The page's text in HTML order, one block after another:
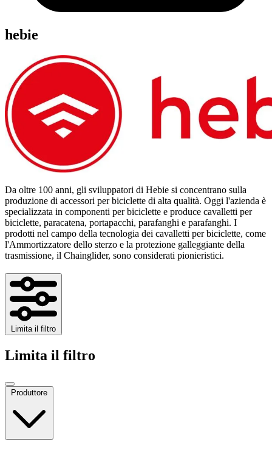
hebie
Da oltre 100 anni, gli sviluppatori di Hebie si concentrano sulla
produzione di accessori per biciclette di alta qualità. Oggi l'azienda è
specializzata in componenti per biciclette e produce cavalletti per
biciclette, paracatena, portapacchi, parafanghi e parafanghi. I
prodotti nel campo della tecnologia dei cavalletti per biciclette, come
l'Ammortizzatore dello sterzo e la protezione galleggiante della
trasmissione, il Chainglider, sono considerati pionieristici.
Limita il filtro
Limita il filtro
Produttore